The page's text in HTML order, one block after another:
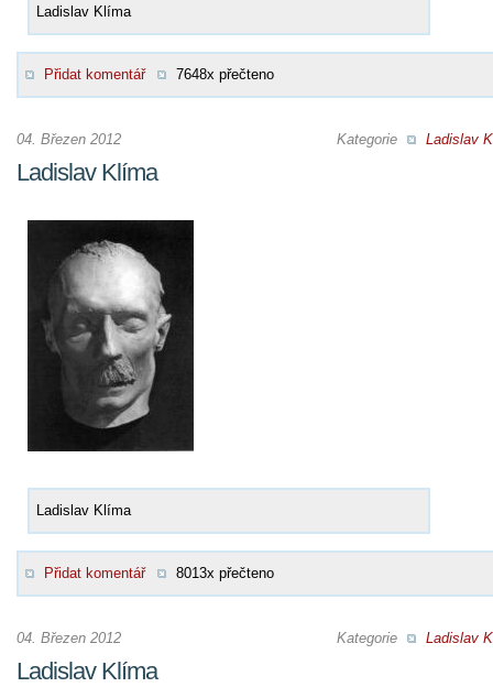
Ladislav Klíma
Přidat komentář 7648x přečteno
Kategorie Ladislav
04. Březen 2012
Ladislav Klíma
Ladislav Klíma
Přidat komentář 8013x přečteno
Kategorie Ladislav
04. Březen 2012
Ladislav Klíma